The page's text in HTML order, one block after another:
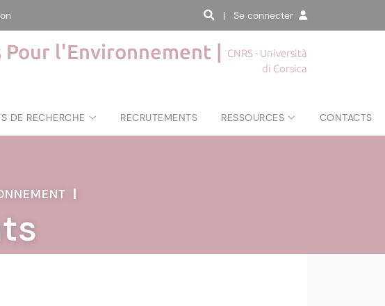
| Se connecter
Pour l'Environnement |
CNRS - Università
di Corsica
DE RECHERCHE RECRUTEMENTS RESSOURCES CONTACTS
|